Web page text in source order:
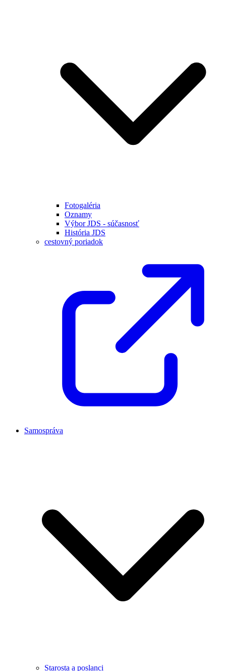
Fotogaléria
Oznamy
Výbor JDS - súčasnosť
História JDS
cestovný poriadok
Samospráva
Starosta a poslanci